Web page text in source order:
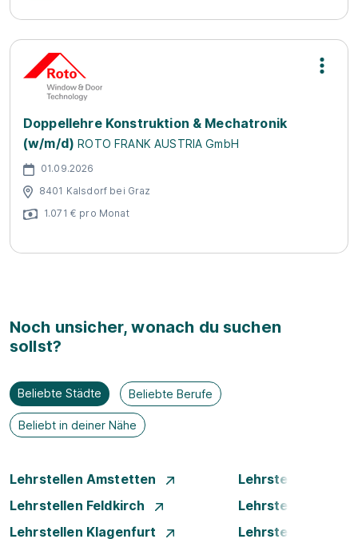
Doppellehre Konstruktion & Mechatronik
(w/m/d) ROTO FRANK AUSTRIA GmbH
01.09.2026
8401 Kalsdorf bei Graz
1.071 € pro Monat
Noch unsicher, wonach du suchen
sollst?
Beliebte Städte Beliebte Berufe
Beliebt in deiner Nähe
Lehrstellen Amstetten
Lehrstellen
Lehrstellen Feldkirch
Lehrstellen Graz
Lehrstellen Klagenfurt
Lehrstellen